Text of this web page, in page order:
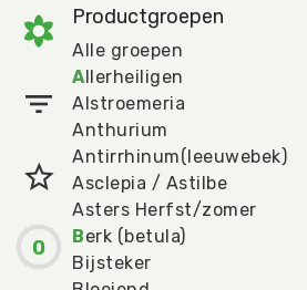
0
Productgroepen
Alle groepen
Allerheiligen
Alstroemeria
Anthurium
Antirrhinum(leeuwebek)
Asclepia / Astilbe
Asters Herfst/zomer
Berk (betula)
Bijsteker